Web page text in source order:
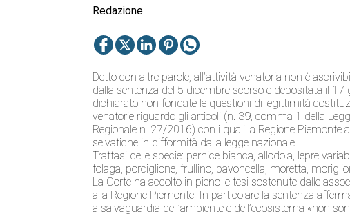
Redazione
Detto con altre parole, all’attività venatoria non è
dalla sentenza del 5 dicembre scorso e depositata il
dichiarato non fondate le questioni di legittimità
venatorie riguardo gli articoli (n. 39, comma 1 della
Regionale n. 27/2016) con i quali la Regione
selvatiche in difformità dalla legge nazionale.
Trattasi delle specie: pernice bianca, allodola, lepre
folaga, porciglione, frullino, pavoncella, moretta,
La Corte ha accolto in pieno le tesi sostenute dalle
alla Regione Piemonte. In particolare la sentenza
a salvaguardia dell’ambiente e dell’ecosistema «non